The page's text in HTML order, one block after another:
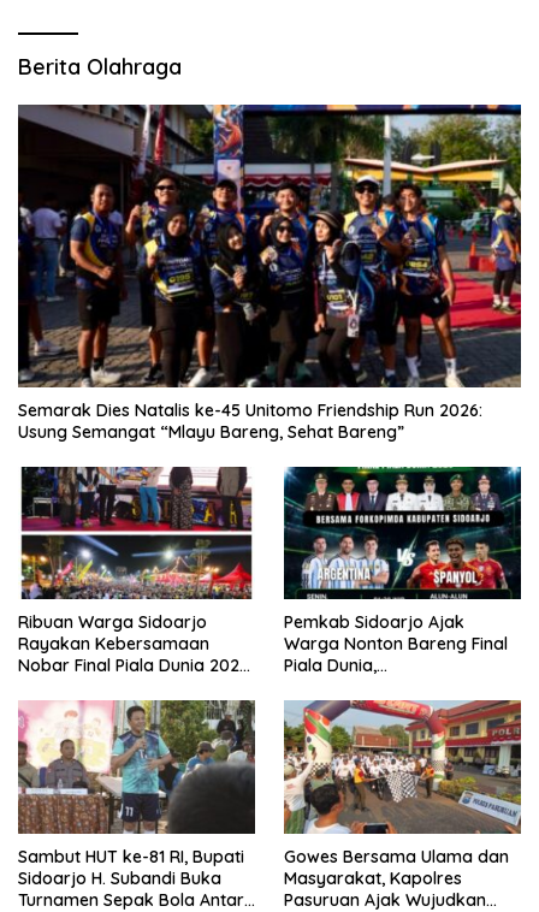
Berita Olahraga
Semarak Dies Natalis ke-45 Unitomo Friendship Run 2026:
Usung Semangat “Mlayu Bareng, Sehat Bareng”
Ribuan Warga Sidoarjo
Rayakan Kebersamaan
Nobar Final Piala Dunia 2026
Forkopimda
Pemkab Sidoarjo Ajak
Warga Nonton Bareng Final
Piala Dunia,
Sambut HUT ke-81 RI, Bupati
Sidoarjo H. Subandi Buka
Turnamen Sepak Bola Antar
Gowes Bersama Ulama dan
Masyarakat, Kapolres
Pasuruan Ajak Wujudkan